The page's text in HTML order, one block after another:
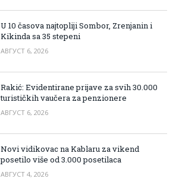
U 10 časova najtopliji Sombor, Zrenjanin i
Kikinda sa 35 stepeni
АВГУСТ 6, 2026
Rakić: Evidentirane prijave za svih 30.000
turističkih vaučera za penzionere
АВГУСТ 6, 2026
Novi vidikovac na Kablaru za vikend
posetilo više od 3.000 posetilaca
АВГУСТ 4, 2026